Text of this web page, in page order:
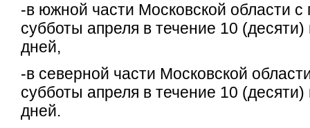
-в южной части Московской области с
субботы апреля в течение 10
дней,
-в северной части Московской
субботы апреля в течение 10
дней.